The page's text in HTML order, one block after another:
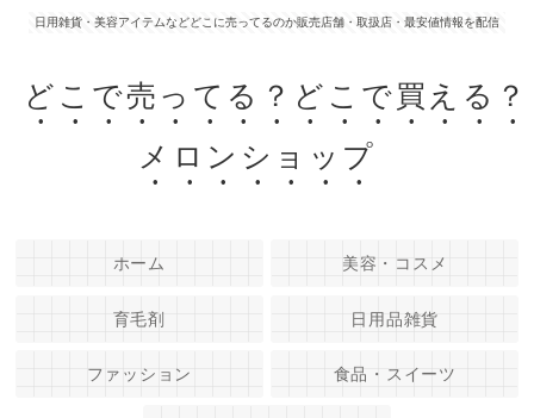
日用雑貨・美容アイテムなどどこに売ってるのか販売店舗・取扱店・最安値情報を配信
どこで売ってる？どこで買える？
メロンショップ
ホーム 美容・コスメ
育毛剤 日用品雑貨
ファッション 食品・スイーツ